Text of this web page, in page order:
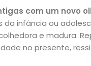
com um novo
infância ou
e madura.
no presente,